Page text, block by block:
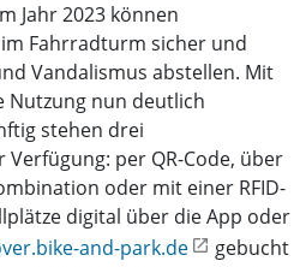
Jahr 2023 können
Fahrradturm sicher und
Vandalismus abstellen. Mit
Nutzung nun deutlich
stehen drei
per QR-Code, über
oder mit einer RFID-
digital über die App oder
and-park.de
gebucht